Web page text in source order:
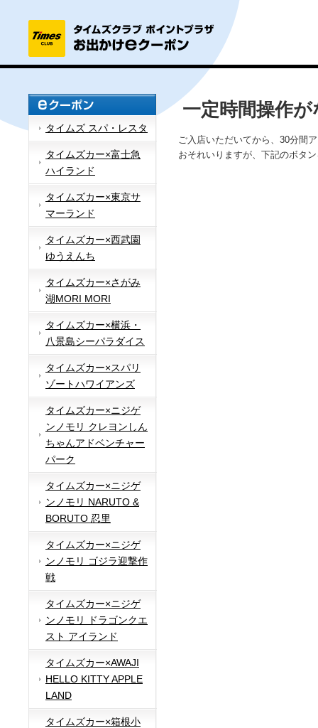
タイムズ スパ・レスタ
タイムズカー×富士急
ハイランド
タイムズカー×東京サ
マーランド
タイムズカー×西武園
ゆうえんち
タイムズカー×さがみ
湖MORI MORI
タイムズカー×横浜・
八景島シーパラダイス
タイムズカー×スパリ
ゾートハワイアンズ
タイムズカー×ニジゲ
ンノモリ クレヨンしん
ちゃんアドベンチャー
パーク
タイムズカー×ニジゲ
ンノモリ NARUTO &
BORUTO 忍里
タイムズカー×ニジゲ
ンノモリ ゴジラ迎撃作
戦
タイムズカー×ニジゲ
ンノモリ ドラゴンクエ
スト アイランド
タイムズカー×AWAJI
HELLO KITTY APPLE
LAND
タイムズカー×箱根小
一定時間操作
ご入店いただいてから、30分間
おそれいりますが、下記のボタ